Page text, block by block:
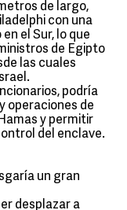
de largo,
con una
el Sur, lo que
de Egipto
las cuales
podría
operaciones de
y permitir
del enclave.
un gran
desplazar a